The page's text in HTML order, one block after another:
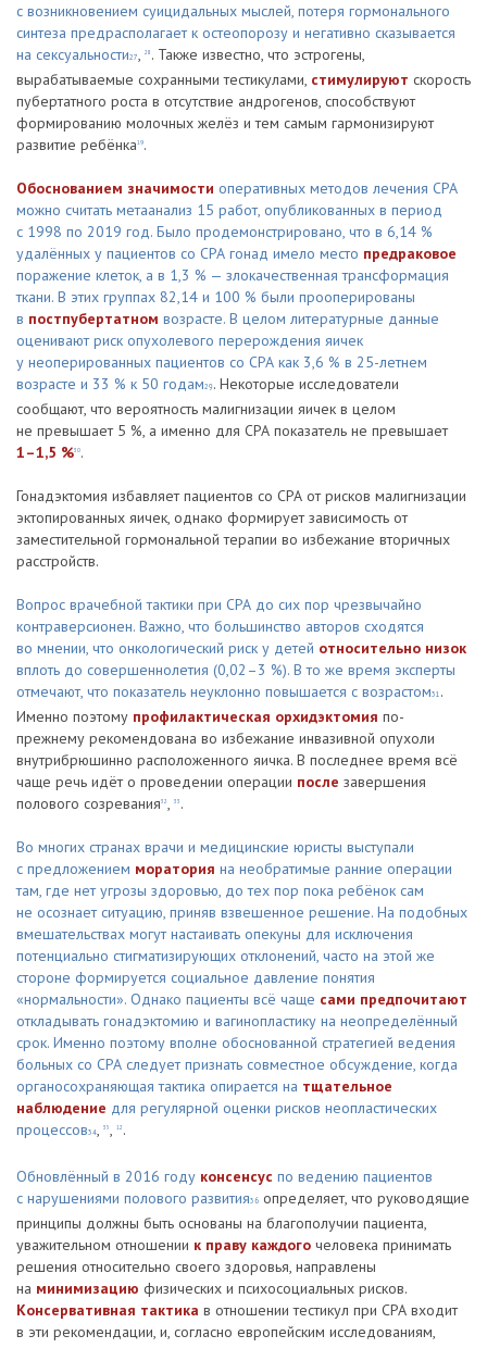
с возникновением суицидальных мыслей, потеря гормонального
синтеза предрасполагает к остеопорозу и негативно сказывается
на сексуальности27, 28 . Также известно, что эстрогены,
вырабатываемые сохранными тестикулами, стимулируют скорость
пубертатного роста в отсутствие андрогенов, способствуют
формированию молочных желёз и тем самым гармонизируют
развитие ребёнка19.
Обоснованием значимости оперативных методов лечения СРА
можно считать метаанализ 15 работ, опубликованных в период
с 1998 по 2019 год. Было продемонстрировано, что в 6,14 %
удалённых у пациентов со СРА гонад имело место предраковое
поражение клеток, а в 1,3 % — злокачественная трансформация
ткани. В этих группах 82,14 и 100 % были прооперированы
в постпубертатном возрасте. В целом литературные данные
оценивают риск опухолевого перерождения яичек
у неоперированных пациентов со СРА как 3,6 % в 25-летнем
возрасте и 33 % к 50 годам29. Некоторые исследователи
сообщают, что вероятность малигнизации яичек в целом
не превышает 5 %, а именно для СРА показатель не превышает
1–1,5 %30.
Гонадэктомия избавляет пациентов со СРА от рисков малигнизации
эктопированных яичек, однако формирует зависимость от
заместительной гормональной терапии во избежание вторичных
расстройств.
Вопрос врачебной тактики при СРА до сих пор чрезвычайно
контраверсионен. Важно, что большинство авторов сходятся
во мнении, что онкологический риск у детей относительно низок
вплоть до совершеннолетия (0,02–3 %). В то же время эксперты
отмечают, что показатель неуклонно повышается с возрастом31 .
Именно поэтому профилактическая орхидэктомия по-
прежнему рекомендована во избежание инвазивной опухоли
внутрибрюшинно расположенного яичка. В последнее время всё
чаще речь идёт о проведении операции после завершения
полового созревания32, 33 .
Во многих странах врачи и медицинские юристы выступали
с предложением моратория на необратимые ранние операции
там, где нет угрозы здоровью, до тех пор пока ребёнок сам
не осознает ситуацию, приняв взвешенное решение. На подобных
вмешательствах могут настаивать опекуны для исключения
потенциально стигматизирующих отклонений, часто на этой же
стороне формируется социальное давление понятия
«нормальности». Однако пациенты всё чаще сами предпочитают
откладывать гонадэктомию и вагинопластику на неопределённый
срок. Именно поэтому вполне обоснованной стратегией ведения
больных со СРА следует признать совместное обсуждение, когда
органосохраняющая тактика опирается на тщательное
наблюдение для регулярной оценки рисков неопластических
процессов34, 35, 12 .
Обновлённый в 2016 году консенсус по ведению пациентов
с нарушениями полового развития36 определяет, что руководящие
принципы должны быть основаны на благополучии пациента,
уважительном отношении к праву каждого человека принимать
решения относительно своего здоровья, направлены
на минимизацию физических и психосоциальных рисков.
Консервативная тактика в отношении тестикул при СРА входит
в эти рекомендации, и, согласно европейским исследованиям,